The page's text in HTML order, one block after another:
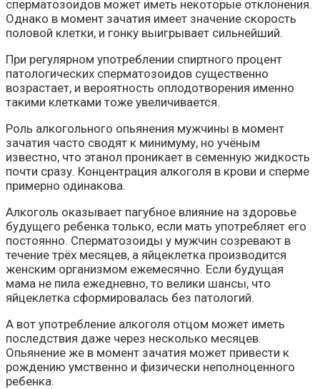
сперматозоидов может иметь некоторые отклонения.
Однако в момент зачатия имеет значение скорость
половой клетки, и гонку выигрывает сильнейший.
При регулярном употреблении спиртного процент
патологических сперматозоидов существенно
возрастает, и вероятность оплодотворения именно
такими клетками тоже увеличивается.
Роль алкогольного опьянения мужчины в момент
зачатия часто сводят к минимуму, но учёным
известно, что этанол проникает в семенную жидкость
почти сразу. Концентрация алкоголя в крови и сперме
примерно одинакова.
Алкоголь оказывает пагубное влияние на здоровье
будущего ребенка только, если мать употребляет его
постоянно. Сперматозоиды у мужчин созревают в
течение трёх месяцев, а яйцеклетка производится
женским организмом ежемесячно. Если будущая
мама не пила ежедневно, то велики шансы, что
яйцеклетка сформировалась без патологий.
А вот употребление алкоголя отцом может иметь
последствия даже через несколько месяцев.
Опьянение же в момент зачатия может привести к
рождению умственно и физически неполноценного
ребенка.